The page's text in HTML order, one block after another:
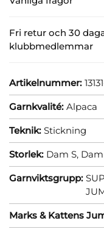
Fri retur och 30
klubbmedlemmar
Artikelnummer:
Garnkvalité: Alpaca
Teknik: Stickning
Storlek: Dam S,
Garnviktsgrupp:
Marks & Kattens